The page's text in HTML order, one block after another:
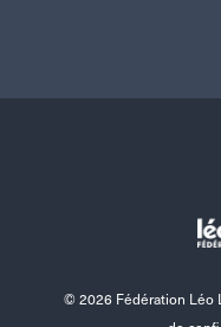
© 2026 Fédération Léo